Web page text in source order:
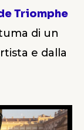
Triomphe
di un
e dalla